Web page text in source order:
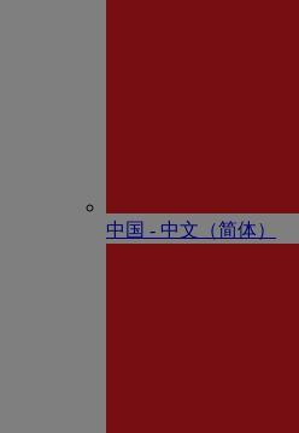
中国 - 中⽂（简体）